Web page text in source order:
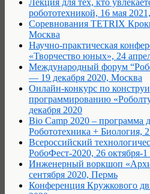
Лекция для тех, кто
робототехникой, 16 мая
Соревнования TETRIX
Москва
Научно-практическая
«Творчество юных», 24
Международный форум
— 19 декабря 2020, Москва
Онлайн-конкурс по
программированию
декабря 2020
Bio Camp 2020 – программа
Робототехника + Биология,
Всероссийский
РобоФест-2020, 26 октября-
Инженерный воркшоп
сентября 2020, Пермь
Конференция Кружкового